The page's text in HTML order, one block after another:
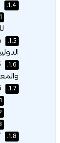
1.4.
1.5.
1.6.
1.7.
1.8.